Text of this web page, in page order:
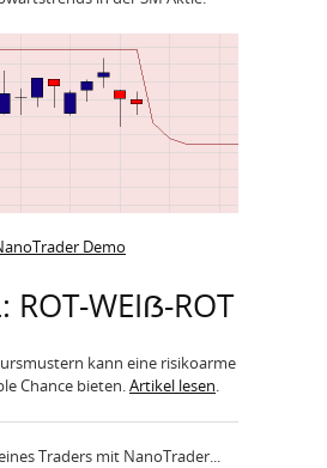
Demo
ROT-WEIẞ-ROT
kann eine risikoarme
Chance bieten.Artikel lesen.
Traders mit NanoTrader...